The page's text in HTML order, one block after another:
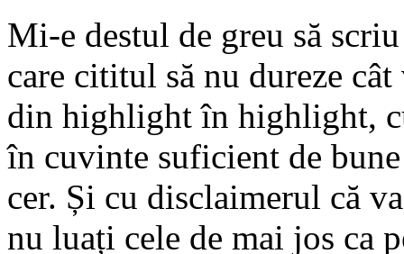
Mi-e destul de greu să
care cititul să nu dureze
din highlight în highlight,
în cuvinte suficient de
cer. Și cu disclaimerul că
nu luați cele de mai jos ca